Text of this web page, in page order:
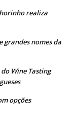
realiza
grandes nomes da
Wine Tasting
opções